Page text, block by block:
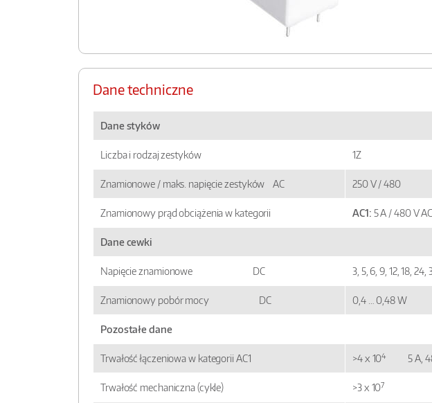
Dane techniczne
Dane styków
Liczba i rodzaj zestyków 1Z
Znamionowe / maks. napięcie zestyków AC 250 V / 480
Znamionowy prąd obciążenia w kategorii AC1: 5 A / 480 V
Dane cewki
Napięcie znamionowe DC 3, 5, 6, 9, 12, 18,
Znamionowy pobór mocy DC 0,4 … 0,48 W
Pozostałe dane
Trwałość łączeniowa w kategorii AC1 >4 x 104 5 A,
Trwałość mechaniczna (cykle) >3 x 107